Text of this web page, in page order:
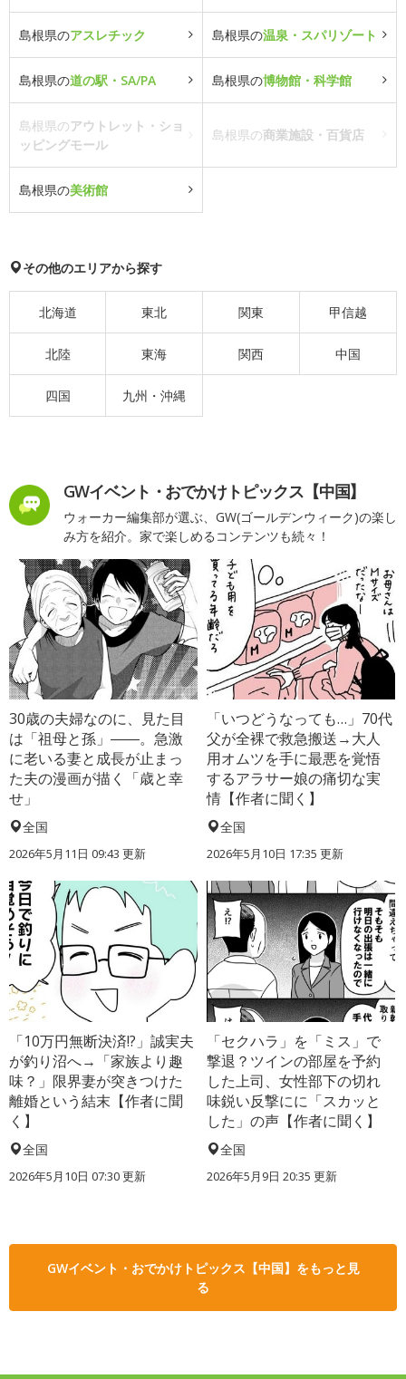
島根県のアスレチック 島根県の温泉・スパリゾート
島根県の道の駅・SA/PA 島根県の博物館・科学館
島根県のアウトレット・ショ
ッピングモール
島根県の商業施設・百貨店
島根県の美術館
その他のエリアから探す
北海道 東北 関東 甲信越
北陸 東海 関西 中国
四国 九州・沖縄
GWイベント・おでかけトピックス【中国】
ウォーカー編集部が選ぶ、GW(ゴールデンウィーク)の楽し
み方を紹介。家で楽しめるコンテンツも続々！
30歳の夫婦なのに、見た目
は「祖母と孫」――。急激
に老いる妻と成長が止まっ
た夫の漫画が描く「歳と幸
せ」
全国
2026年5月11日 09:43 更新
「いつどうなっても…」70代
父が全裸で救急搬送→大人
用オムツを手に最悪を覚悟
するアラサー娘の痛切な実
情【作者に聞く】
全国
2026年5月10日 17:35 更新
「10万円無断決済!?」誠実夫
が釣り沼へ→「家族より趣
味？」限界妻が突きつけた
離婚という結末【作者に聞
く】
全国
2026年5月10日 07:30 更新
「セクハラ」を「ミス」で
撃退？ツインの部屋を予約
した上司、女性部下の切れ
味鋭い反撃にに「スカッと
した」の声【作者に聞く】
全国
2026年5月9日 20:35 更新
GWイベント・おでかけトピックス【中国】をもっと見
る